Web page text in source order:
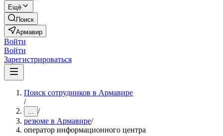
Ещё
Поиск
Армавир
Войти
Войти
Зарегистрироваться
Поиск сотрудников в Армавире
/
... /
резюме в Армавире/
оператор информационного центра